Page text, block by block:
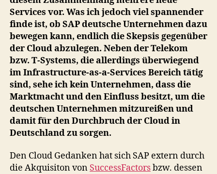
Services vor. Was ich jedoch viel spannender
finde ist, ob SAP deutsche Unternehmen dazu
bewegen kann, endlich die Skepsis gegenüber
der Cloud abzulegen. Neben der Telekom
bzw. T-Systems, die allerdings überwiegend
im Infrastructure-as-a-Services Bereich tätig
sind, sehe ich kein Unternehmen, dass die
Marktmacht und den Einfluss besitzt, um die
deutschen Unternehmen mitzureißen und
damit für den Durchbruch der Cloud in
Deutschland zu sorgen.
Den Cloud Gedanken hat sich SAP extern durch
die Akquisiton von SuccessFactorsbzw. dessen